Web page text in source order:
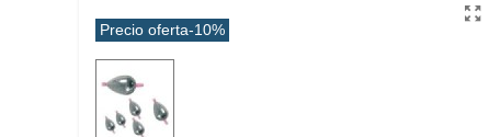
Precio oferta-10%